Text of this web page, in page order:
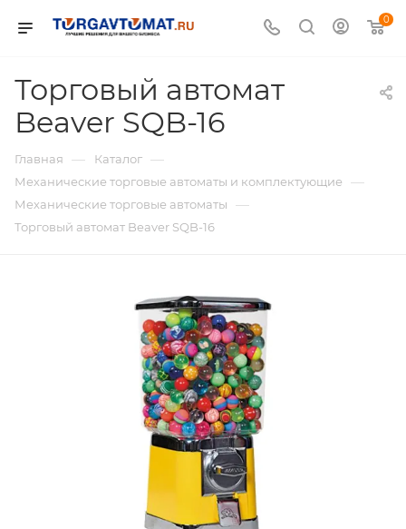
0
Торговый автомат
Beaver SQB-16
Главная — Каталог —
Механические торговые автоматы и комплектующие —
Механические торговые автоматы —
Торговый автомат Beaver SQB-16